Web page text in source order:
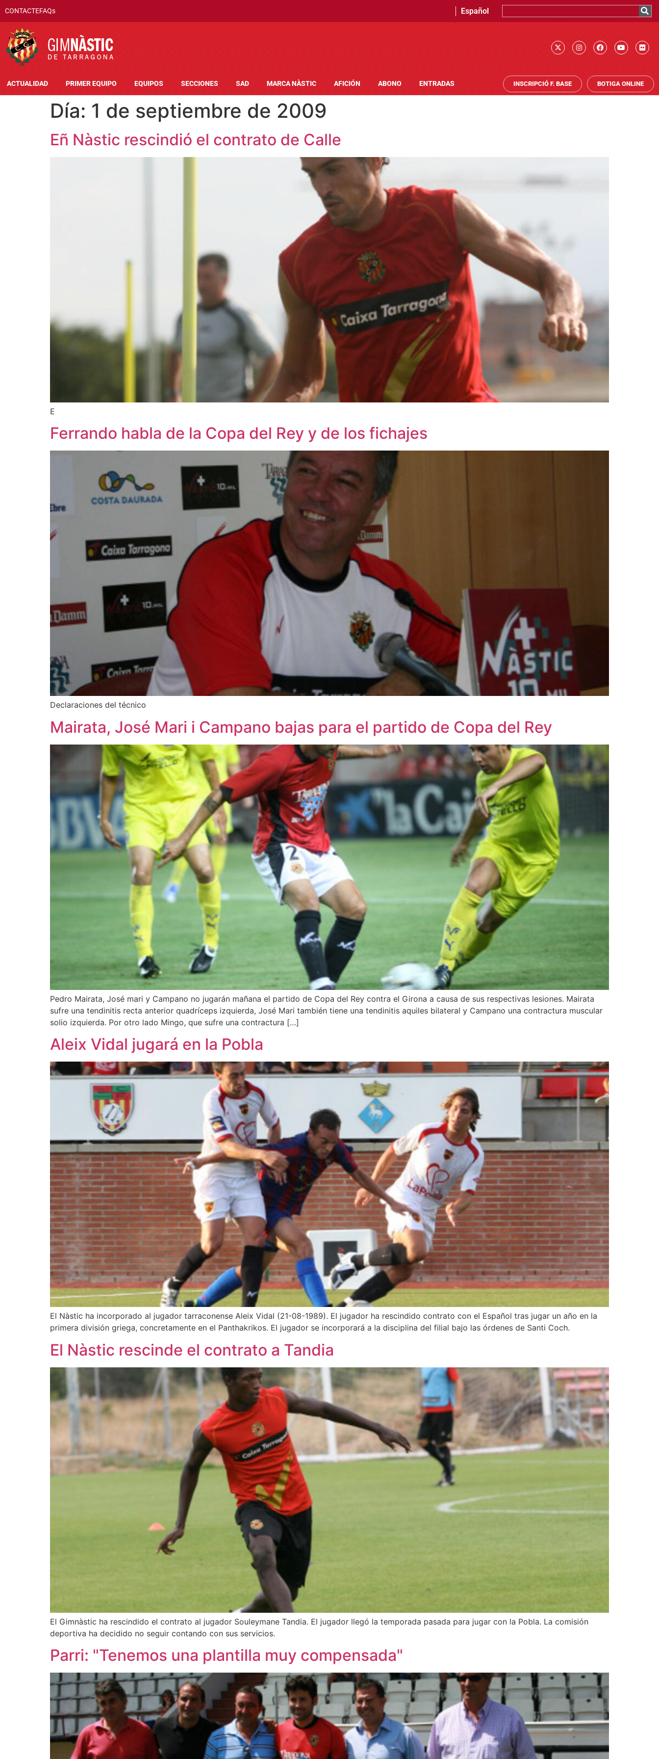
CONTACTEFAQs Español
ACTUALIDAD PRIMER EQUIPO EQUIPOS SECCIONES SAD MARCA NÀSTIC AFICIÓN ABONO ENTRADAS INSCRIPCIÓ F. BASE BOTIGA ONLINE
Día: 1 de septiembre de 2009
Eñ Nàstic rescindió el contrato de Calle
E
Ferrando habla de la Copa del Rey y de los fichajes
Declaraciones del técnico
Mairata, José Mari i Campano bajas para el partido de Copa del Rey
Pedro Mairata, José mari y Campano no jugarán mañana el partido de Copa del Rey contra el Girona a causa de sus respectivas lesiones. Mairata
sufre una tendinitis recta anterior quadríceps izquierda, José Mari también tiene una tendinitis aquiles bilateral y Campano una contractura muscular
solio izquierda. Por otro lado Mingo, que sufre una contractura […]
Aleix Vidal jugará en la Pobla
El Nàstic ha incorporado al jugador tarraconense Aleix Vidal (21-08-1989). El jugador ha rescindido contrato con el Español tras jugar un año en la
primera división griega, concretamente en el Panthakrikos. El jugador se incorporará a la disciplina del filial bajo las órdenes de Santi Coch.
El Nàstic rescinde el contrato a Tandia
El Gimnàstic ha rescindido el contrato al jugador Souleymane Tandia. El jugador llegó la temporada pasada para jugar con la Pobla. La comisión
deportiva ha decidido no seguir contando con sus servicios.
Parri: "Tenemos una plantilla muy compensada"